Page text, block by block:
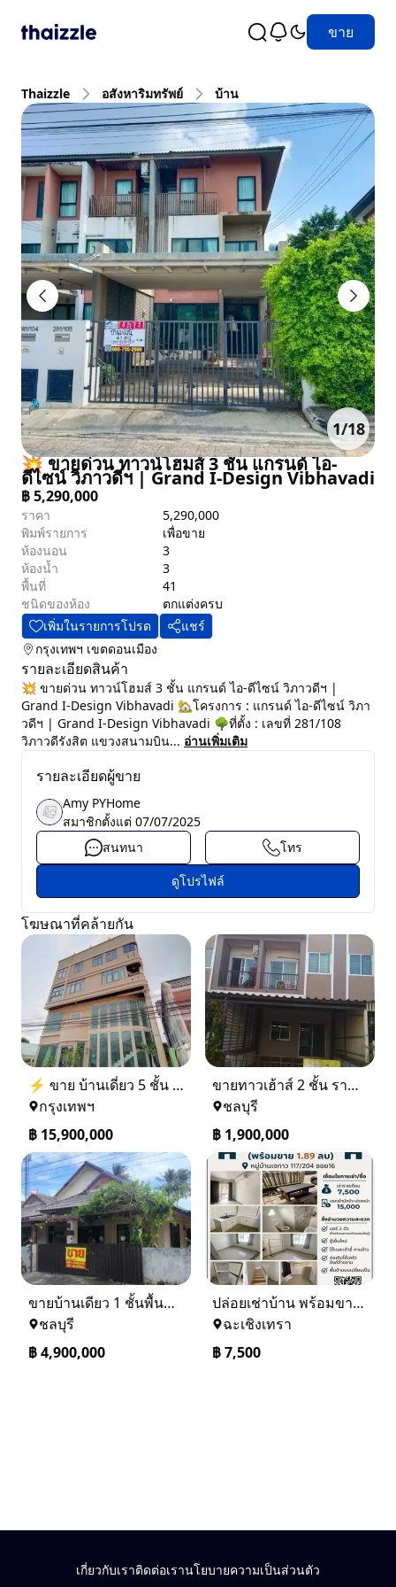
ขาย
Thaizzle อสังหาริมทรัพย์ บ้าน
1/18
💥 ขายด่วน ทาวน์โฮมส์ 3 ชั้น แกรนด์ ไอ-
ดีไซน์ วิภาวดีฯ | Grand I-Design Vibhavadi
฿5,290,000
ราคา
5,290,000
พิมพ์รายการ
เพื่อขาย
ห้องนอน
3
ห้องน้ำ
3
พื้นที่
41
ชนิดของห้อง
ตกแต่งครบ
เพิ่มในรายการโปรด
แชร์
กรุงเทพฯ เขตดอนเมือง
รายละเอียดสินค้า
💥 ขายด่วน ทาวน์โฮมส์ 3 ชั้น แกรนด์ ไอ-ดีไซน์ วิภาวดีฯ |
Grand I-Design Vibhavadi 🏡โครงการ : แกรนด์ ไอ-ดีไซน์ วิภา
วดีฯ | Grand I-Design Vibhavadi 🌳ที่ตั้ง : เลขที่ 281/108
วิภาวดีรังสิต แขวงสนามบิน... อ่านเพิ่มเติม
รายละเอียดผู้ขาย
Amy PYHome
สมาชิกตั้งแต่ 07/07/2025
สนทนา
โทร
ดูโปรไฟล์
โฆษณาที่คล้ายกัน
⚡ ขาย บ้านเดี่ยว 5 ชั้น ซอย ประชาชื่น 14 ใกล้ BTS
กรุงเทพฯ
฿ 15,900,000
ขายทาวเฮ้าส์ 2 ชั้น ราคา 1.9 ล้านบาท ที่อยู่ ศรีราชา ชลบุรี
ชลบุรี
฿ 1,900,000
ขายบ้านเดียว 1 ชั้นพื้นที่ 102 ตรว บางละมุง ชลบุรี
ชลบุรี
฿4,900,000
ปล่อยเช่าบ้าน พร้อมขาย หมู่บ้านเจทาว ตำบลแสนภูดาษ
ฉะเชิงเทรา
฿7,500
เกี่ยวกับเราติดต่อเรานโยบายความเป็นส่วนตัว